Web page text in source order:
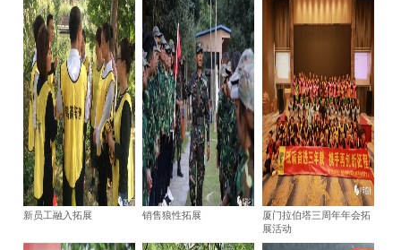
新员工融入拓展 销售狼性拓展
厦门拉伯塔三周年年会拓
展活动